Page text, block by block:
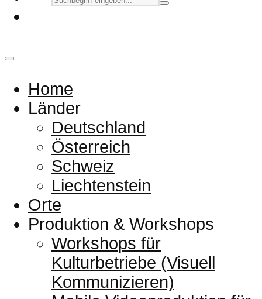
Home
Länder
Deutschland
Österreich
Schweiz
Liechtenstein
Orte
Produktion & Workshops
Workshops für
Kulturbetriebe (Visuell
Kommunizieren)